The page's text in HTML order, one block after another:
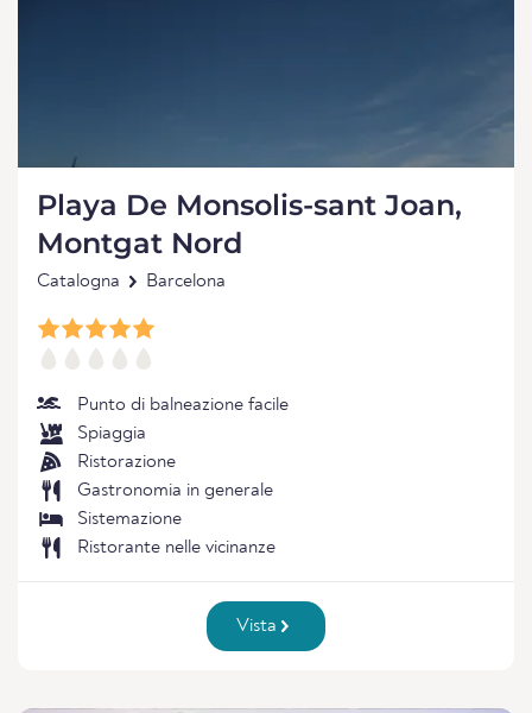
Playa De Monsolis-sant Joan,
Montgat Nord
Catalogna Barcelona
Punto di balneazione facile
Spiaggia
Ristorazione
Gastronomia in generale
Sistemazione
Ristorante nelle vicinanze
Vista